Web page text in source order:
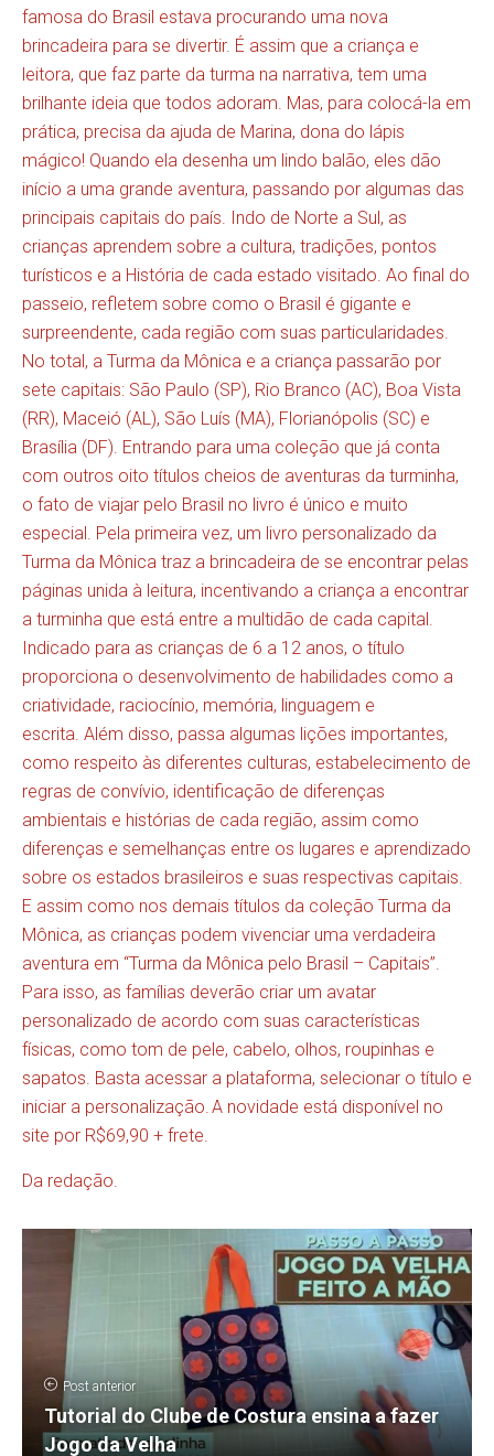
famosa do Brasil estava procurando uma nova
brincadeira para se divertir. É assim que a criança e
leitora, que faz parte da turma na narrativa, tem uma
brilhante ideia que todos adoram. Mas, para colocá-la em
prática, precisa da ajuda de Marina, dona do lápis
mágico! Quando ela desenha um lindo balão, eles dão
início a uma grande aventura, passando por algumas das
principais capitais do país. Indo de Norte a Sul, as
crianças aprendem sobre a cultura, tradições, pontos
turísticos e a História de cada estado visitado. Ao final do
passeio, refletem sobre como o Brasil é gigante e
surpreendente, cada região com suas particularidades.
No total, a Turma da Mônica e a criança passarão por
sete capitais: São Paulo (SP), Rio Branco (AC), Boa Vista
(RR), Maceió (AL), São Luís (MA), Florianópolis (SC) e
Brasília (DF). Entrando para uma coleção que já conta
com outros oito títulos cheios de aventuras da turminha,
o fato de viajar pelo Brasil no livro é único e muito
especial. Pela primeira vez, um livro personalizado da
Turma da Mônica traz a brincadeira de se encontrar pelas
páginas unida à leitura, incentivando a criança a encontrar
a turminha que está entre a multidão de cada capital.
Indicado para as crianças de 6 a 12 anos, o título
proporciona o desenvolvimento de habilidades como a
criatividade, raciocínio, memória, linguagem e
escrita. Além disso, passa algumas lições importantes,
como respeito às diferentes culturas, estabelecimento de
regras de convívio, identificação de diferenças
ambientais e histórias de cada região, assim como
diferenças e semelhanças entre os lugares e aprendizado
sobre os estados brasileiros e suas respectivas capitais.
E assim como nos demais títulos da coleção Turma da
Mônica, as crianças podem vivenciar uma verdadeira
aventura em “Turma da Mônica pelo Brasil – Capitais”.
Para isso, as famílias deverão criar um avatar
personalizado de acordo com suas características
físicas, como tom de pele, cabelo, olhos, roupinhas e
sapatos. Basta acessar a plataforma, selecionar o título e
iniciar a personalização. A novidade está disponível no
site por R$69,90 + frete.
Da redação.
Post anterior
Tutorial do Clube de Costura ensina a fazer
Jogo da Velha